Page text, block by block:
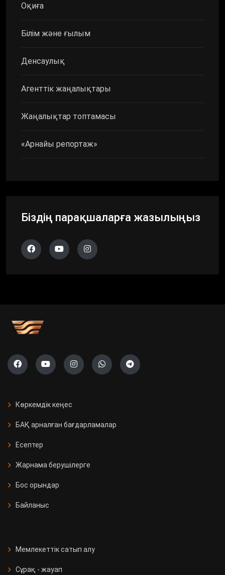
Оқиға
Білім және ғылым
Денсаулық
Агенттік жаңалықтары
Жаңалықтар топтамасы
«Арнайы репортаж»
Біздің парақшаларға жазылыңыз
Көркемдік кеңес
БАҚ арналған бағдарламалар
Есептер
Жарнама берушілерге
Бос орындар
Байланыс
Мемлекеттік сатып алу
Сұрақ - жауап